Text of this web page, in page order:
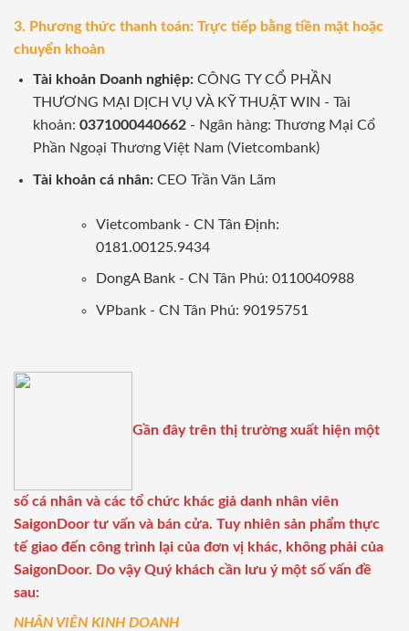
3. Phương thức thanh toán: Trực tiếp bằng tiền mặt hoặc
chuyển khoản
Tài khoản Doanh nghiệp:CÔNG TY CỔ PHẦN
THƯƠNG MẠI DỊCH VỤ VÀ KỸ THUẬT WIN - Tài
khoản: 0371000440662- Ngân hàng: Thương Mại Cổ
Phần Ngoại Thương Việt Nam (Vietcombank)
Tài khoản cá nhân: CEO Trần Văn Lãm
Vietcombank - CN Tân Định:
0181.00125.9434
DongA Bank - CN Tân Phú: 0110040988
VPbank - CN Tân Phú: 90195751
Gần đây trên thị trường xuất hiện một
số cá nhân và các tổ chức khác giả danh nhân viên
SaigonDoor tư vấn và bán cửa. Tuy nhiên sản phẩm thực
tế giao đến công trình lại của đơn vị khác, không phải của
SaigonDoor. Do vậy Quý khách cần lưu ý một số vấn đề
sau:
NHÂN VIÊN KINH DOANH